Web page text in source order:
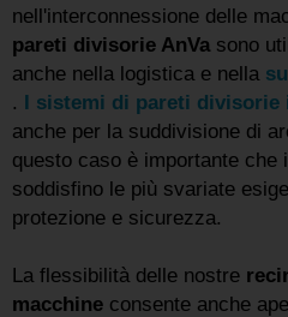
nell'interconnessione delle
pareti divisorie AnVa sono
anche nella logistica e nella
. I sistemi di pareti divisorie
anche per la suddivisione di
questo caso è importante che i
soddisfino le più svariate
protezione e sicurezza.
La flessibilità delle nostre
macchine consente anche